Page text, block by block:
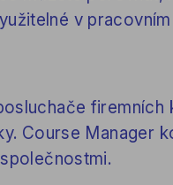
v
firemních
Course Manager